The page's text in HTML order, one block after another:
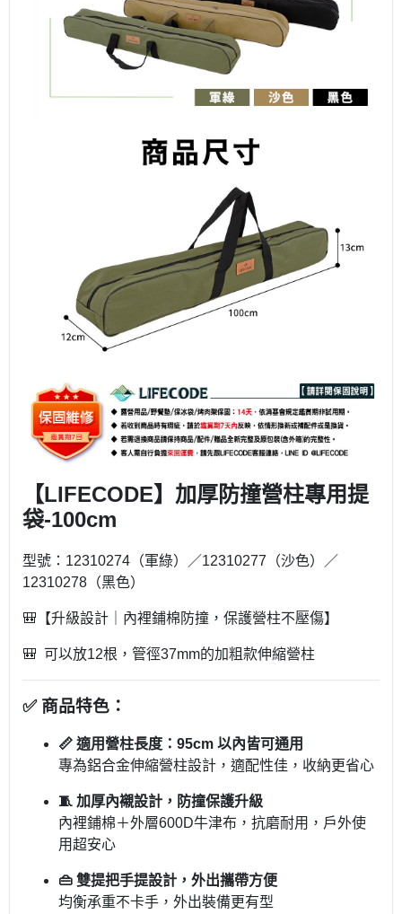
【LIFECODE】加厚防撞營柱專用提
袋-100cm
型號：12310274（軍綠）／12310277（沙色）／
12310278（黑色）
🎒【升級設計｜內裡鋪棉防撞，保護營柱不壓傷】
🎒 可以放12根，管徑37mm的加粗款伸縮營柱
✅ 商品特色：
📏 適用營柱長度：95cm 以內皆可通用
專為鋁合金伸縮營柱設計，適配性佳，收納更省心
🧵 加厚內襯設計，防撞保護升級
內裡鋪棉＋外層600D牛津布，抗磨耐用，戶外使
用超安心
👜 雙提把手提設計，外出攜帶方便
均衡承重不卡手，外出裝備更有型